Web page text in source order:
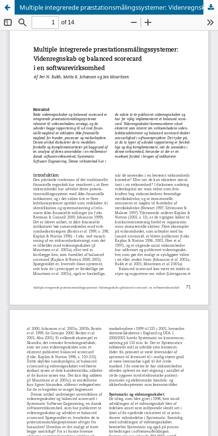
Multiple integrerede præstationsmålingssystemer: Videnregnskab og balanced scorecard i en softwarevirksomhed